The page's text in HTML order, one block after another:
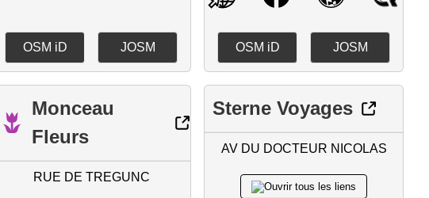
OSM iD JOSM OSM iD JOSM
Monceau
Fleurs
RUE DE TREGUNC
Sterne Voyages
AV DU DOCTEUR NICOLAS